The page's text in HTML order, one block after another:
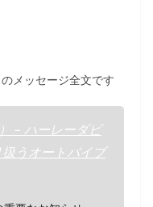
メッセージ全文です
– ハーレーダビ
うオートバイブ